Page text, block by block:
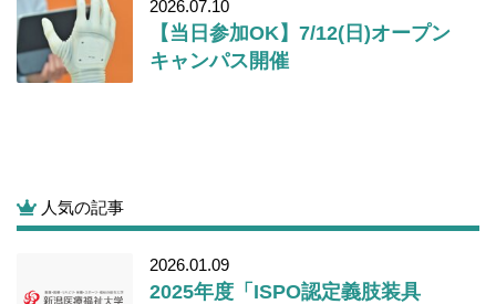
2026.07.10
【当日参加OK】7/12(日)オープン
キャンパス開催
人気の記事
2026.01.09
2025年度「ISPO認定義肢装具